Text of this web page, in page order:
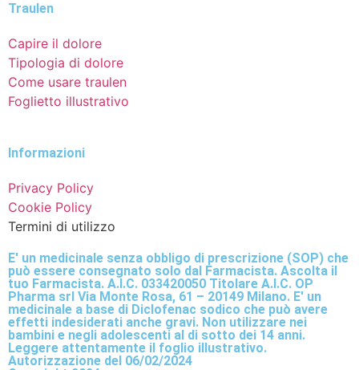
Traulen
Capire il dolore
Tipologia di dolore
Come usare traulen
Foglietto illustrativo
Informazioni
Privacy Policy
Cookie Policy
Termini di utilizzo
E' un medicinale senza obbligo di prescrizione (SOP) che
può essere consegnato solo dal Farmacista. Ascolta il
tuo Farmacista. A.I.C. 033420050 Titolare A.I.C. OP
Pharma srl Via Monte Rosa, 61 – 20149 Milano. E' un
medicinale a base di Diclofenac sodico che può avere
effetti indesiderati anche gravi. Non utilizzare nei
bambini e negli adolescenti al di sotto dei 14 anni.
Leggere attentamente il foglio illustrativo.
Autorizzazione del 06/02/2024